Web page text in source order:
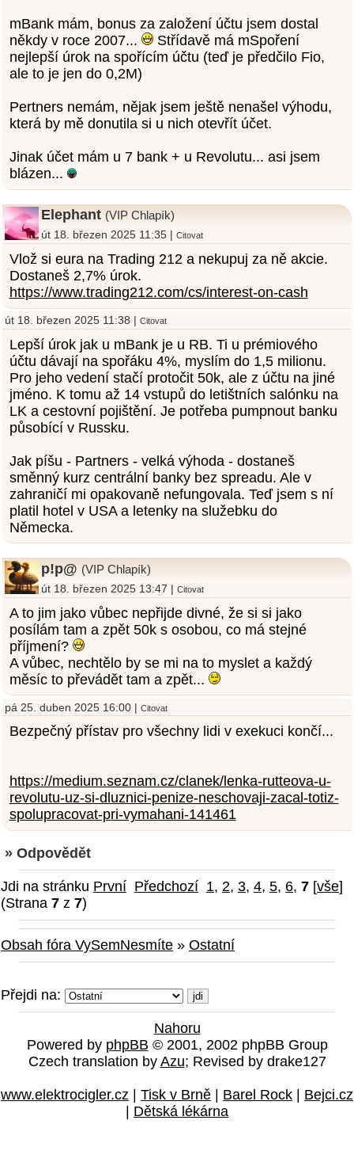
mBank mám, bonus za založení účtu jsem dostal
někdy v roce 2007...
Střídavě má mSpoření
nejlepší úrok na spořícím účtu (teď je předčilo Fio,
ale to je jen do 0,2M)
Pertners nemám, nějak jsem ještě nenašel výhodu,
která by mě donutila si u nich otevřít účet.
Jinak účet mám u 7 bank + u Revolutu... asi jsem
blázen...
Elephant (VIP Chlapík)
út 18. březen 2025 11:35 |Citovat
Vlož si eura na Trading 212 a nekupuj za ně akcie.
Dostaneš 2,7% úrok.
https://www.trading212.com/cs/interest-on-cash
út 18. březen 2025 11:38 | Citovat
Lepší úrok jak u mBank je u RB. Ti u prémiového
účtu dávají na spořáku 4%, myslím do 1,5 milionu.
Pro jeho vedení stačí protočit 50k, ale z účtu na jiné
jméno. K tomu až 14 vstupů do letištních salónku na
LK a cestovní pojištění. Je potřeba pumpnout banku
působící v Russku.
Jak píšu - Partners - velká výhoda - dostaneš
směnný kurz centrální banky bez spreadu. Ale v
zahraničí mi opakovaně nefungovala. Teď jsem s ní
platil hotel v USA a letenky na služebku do
Německa.
p!p@ (VIP Chlapík)
út 18. březen 2025 13:47 |Citovat
A to jim jako vůbec nepřijde divné, že si si jako
posílám tam a zpět 50k s osobou, co má stejné
příjmení?
A vůbec, nechtělo by se mi na to myslet a každý
měsíc to převádět tam a zpět...
pá 25. duben 2025 16:00 | Citovat
Bezpečný přístav pro všechny lidi v exekuci končí...
https://medium.seznam.cz/clanek/lenka-rutteova-u-
revolutu-uz-si-dluznici-penize-neschovaji-zacal-totiz-
spolupracovat-pri-vymahani-141461
» Odpovědět
Jdi na stránku První Předchozí 1, 2, 3, 4, 5, 6, 7 [vše]
(Strana 7 z 7)
Obsah fóra VySemNesmíte » Ostatní
Přejdi na:
Nahoru
Powered by phpBB © 2001, 2002 phpBB Group
Czech translation by Azu; Revised by drake127
www.elektrocigler.cz | Tisk v Brně | Barel Rock | Bejci.cz
| Dětská lékárna